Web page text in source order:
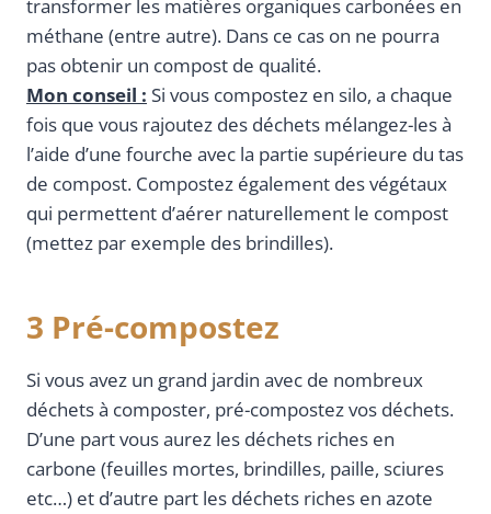
transformer les matières organiques carbonées en
méthane (entre autre). Dans ce cas on ne pourra
pas obtenir un compost de qualité.
Mon conseil : Si vous compostez en silo, a chaque
fois que vous rajoutez des déchets mélangez-les à
l’aide d’une fourche avec la partie supérieure du tas
de compost. Compostez également des végétaux
qui permettent d’aérer naturellement le compost
(mettez par exemple des brindilles).
3 Pré-compostez
Si vous avez un grand jardin avec de nombreux
déchets à composter, pré-compostez vos déchets.
D’une part vous aurez les déchets riches en
carbone (feuilles mortes, brindilles, paille, sciures
etc…) et d’autre part les déchets riches en azote